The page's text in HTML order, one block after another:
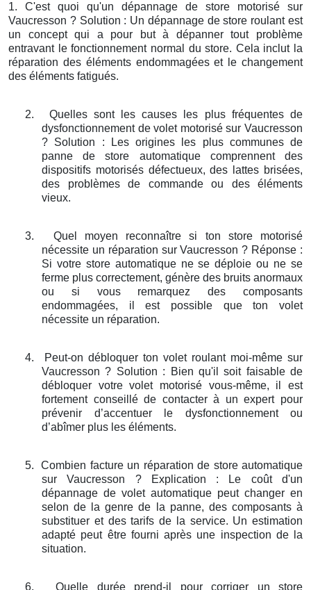
1. C'est quoi qu'un dépannage de store motorisé sur
Vaucresson ? Solution : Un dépannage de store roulant est
un concept qui a pour but à dépanner tout problème
entravant le fonctionnement normal du store. Cela inclut la
réparation des éléments endommagées et le changement
des éléments fatigués.
2.
Quelles sont les causes les plus fréquentes de
dysfonctionnement de volet motorisé sur Vaucresson
? Solution : Les origines les plus communes de
panne de store automatique comprennent des
dispositifs motorisés défectueux, des lattes brisées,
des problèmes de commande ou des éléments
vieux.
3.
Quel moyen reconnaître si ton store motorisé
nécessite un réparation sur Vaucresson ? Réponse :
Si votre store automatique ne se déploie ou ne se
ferme plus correctement, génère des bruits anormaux
ou si vous remarquez des composants
endommagées, il est possible que ton volet
nécessite un réparation.
4.
Peut-on débloquer ton volet roulant moi-même sur
Vaucresson ? Solution : Bien qu'il soit faisable de
débloquer votre volet motorisé vous-même, il est
fortement conseillé de contacter à un expert pour
prévenir d’accentuer le dysfonctionnement ou
d’abîmer plus les éléments.
5.
Combien facture un réparation de store automatique
sur Vaucresson ? Explication : Le coût d'un
dépannage de volet automatique peut changer en
selon de la genre de la panne, des composants à
substituer et des tarifs de la service. Un estimation
adapté peut être fourni après une inspection de la
situation.
6.
Quelle durée prend-il pour corriger un store